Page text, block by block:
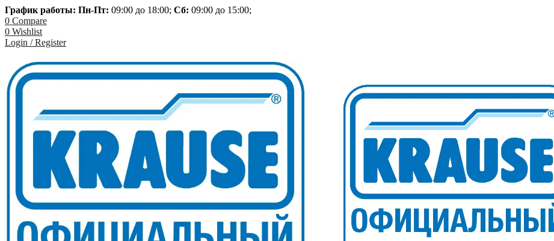
График работы: Пн-Пт: 09:00 до 18:00; Сб: 09:00 до 15:00;
0 Compare
0 Wishlist
Login / Register